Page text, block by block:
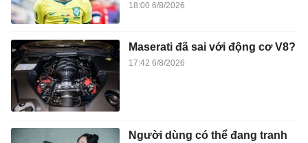
18:00 6/8/2026
Maserati đã sai với động cơ V8?
17:42 6/8/2026
Người dùng có thể đang tranh